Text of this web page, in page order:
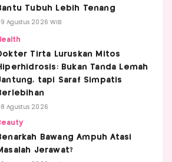
Tubuh Lebih Tenang
Agustus 2026 WIB
Tirta Luruskan Mitos
Bukan Tanda Lemah
tapi Saraf Simpatis
Agustus 2026
Bawang Ampuh Atasi
Jerawat?